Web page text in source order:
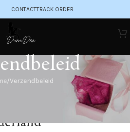
CONTACTTRACK ORDER
Verzendbeleid
Danaden